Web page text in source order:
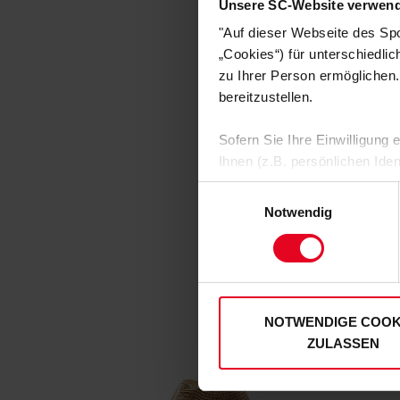
Unsere SC-Website
"Auf dieser Webseite des
„Cookies“) für
zu Ihrer Person
bereitzustellen.
Sofern Sie Ihre Einwilligung
Ihnen (z.B. persönlichen
zulassen“-Button stimmen
personenbezogenen Daten
Soweit Sie „Notwendige
Notwendig
NOTWENDIGE
ZULASSEN